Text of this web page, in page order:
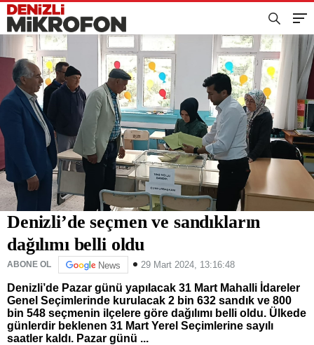
Denizli’de seçmen ve sandıkların
dağılımı belli oldu
ABONE OL News 29 Mart 2024, 13:16:48
Denizli’de Pazar günü yapılacak 31 Mart Mahalli İdareler
Genel Seçimlerinde kurulacak 2 bin 632 sandık ve 800
bin 548 seçmenin ilçelere göre dağılımı belli oldu. Ülkede
günlerdir beklenen 31 Mart Yerel Seçimlerine sayılı
saatler kaldı. Pazar günü ...